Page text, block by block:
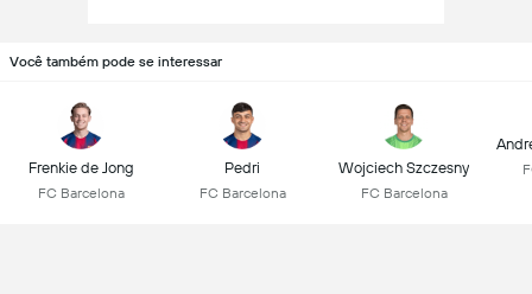
Você também pode se interessar
Frenkie de Jong
FC Barcelona
Pedri
FC Barcelona
Wojciech Szczesny
FC Barcelona